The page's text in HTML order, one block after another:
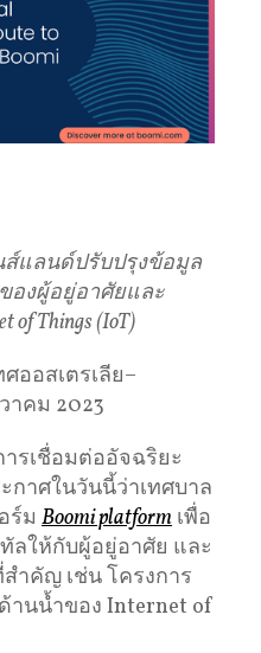
ส์แลนด์ปรับปรุงข้อมูล
องผู้อยู่อาศัยและ
of Things (IoT)
ออสเตรเลีย–
าคม 2023
รเชื่อมต่ออัจฉริยะ
กาศในวันนี้ว่าเทศบาล
ร์ม Boomi platform เพื่อ
ลให้กับผู้อยู่อาศัย และ
ำคัญ เช่น โครงการ
นน้ำของ Internet of